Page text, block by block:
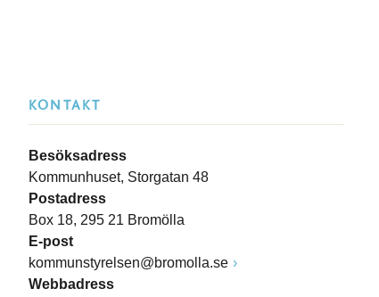
KONTAKT
Besöksadress
Kommunhuset, Storgatan 48
Postadress
Box 18, 295 21 Bromölla
E-post
kommunstyrelsen@bromolla.se
Webbadress